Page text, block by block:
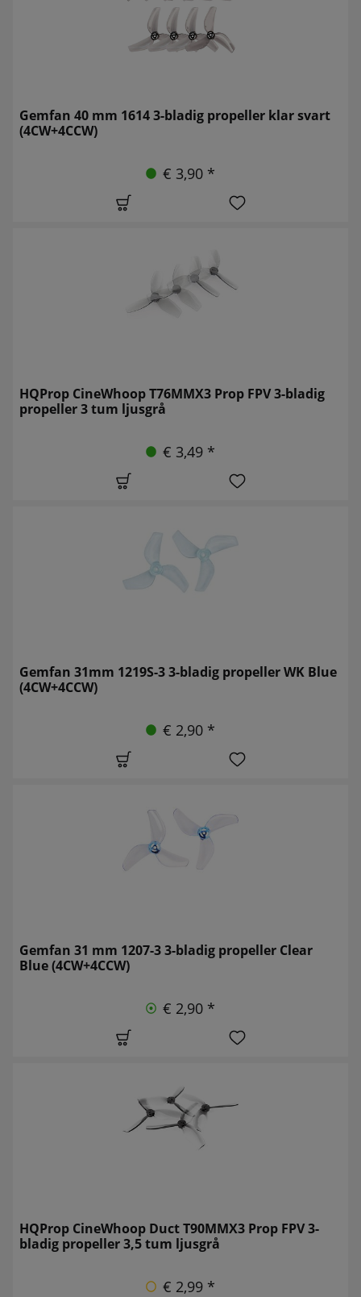
Gemfan 40 mm 1614 3-bladig propeller klar svart
(4CW+4CCW)
€ 3,90 *
HQProp CineWhoop T76MMX3 Prop FPV 3-bladig
propeller 3 tum ljusgrå
€ 3,49 *
Gemfan 31mm 1219S-3 3-bladig propeller WK Blue
(4CW+4CCW)
€ 2,90 *
Gemfan 31 mm 1207-3 3-bladig propeller Clear
Blue (4CW+4CCW)
€ 2,90 *
HQProp CineWhoop Duct T90MMX3 Prop FPV 3-
bladig propeller 3,5 tum ljusgrå
€ 2,99 *